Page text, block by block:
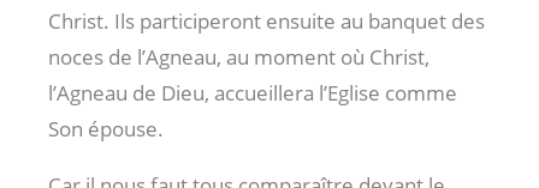
Christ. Ils participeront ensuite au banquet des
noces de l’Agneau, au moment où Christ,
l’Agneau de Dieu, accueillera l’Eglise comme
Son épouse.